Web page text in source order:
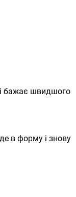
бажає швидшого
в форму і знову